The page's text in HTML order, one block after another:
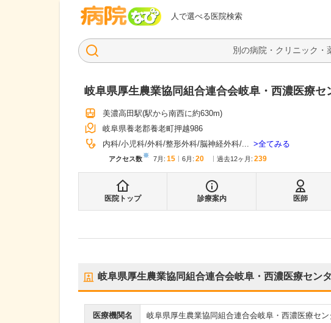
人で選べる医院検索
病院なび
岐阜県厚生農業協同組合連合会岐阜・西濃医療セ
美濃高田駅(駅から南西に約630m)
岐阜県養老郡養老町押越986
内科 小児科 外科 整形外科 脳神経外科 ... 全てみる
アクセス数※ 7月 : 15 6月 : 20 過去12ヶ月: 239
医院トップ 診療案内 医師
岐阜県厚生農業協同組合連合会岐阜・西濃医療セン
医療機関名 岐阜県厚生農業協同組合連合会岐阜・西濃医療セ